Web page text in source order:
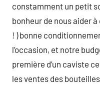
constamment un petit
bonheur de nous aider
! ) bonne
l’occasion, et notre
première d’un caviste
les ventes des